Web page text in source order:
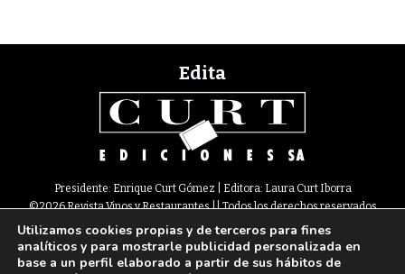
Edita
Presidente: Enrique Curt Gómez | Editora: Laura Curt Iborra
©2026 Revista Vinos y Restaurantes || Todos los derechos reservados
Newsletter Nota legal Política de Cookies Suscripción
Contacto
Paseo de Gracia, 63. 1º 2ª. 08008 Barcelona |933 180 101¦ Fax 933 183 505
Utilizamos cookies propias y de terceros para fines
analíticos y para mostrarle publicidad personalizada en
base a un perfil elaborado a partir de sus hábitos de